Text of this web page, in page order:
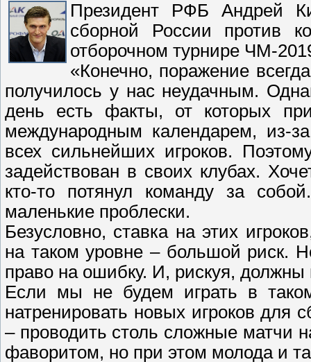
Президент РФБ Андрей
сборной России против
отборочном турнире ЧМ-
«Конечно, поражение
получилось у нас неудачным.
день есть факты, от которых
международным календарем, из-
всех сильнейших игроков.
задействован в своих клубах.
кто-то потянул команду за
маленькие проблески.
Безусловно, ставка на этих
на таком уровне – большой риск.
право на ошибку. И, рискуя,
Если мы не будем играть в
натренировать новых игроков для
– проводить столь сложные матчи
фаворитом, но при этом молода и